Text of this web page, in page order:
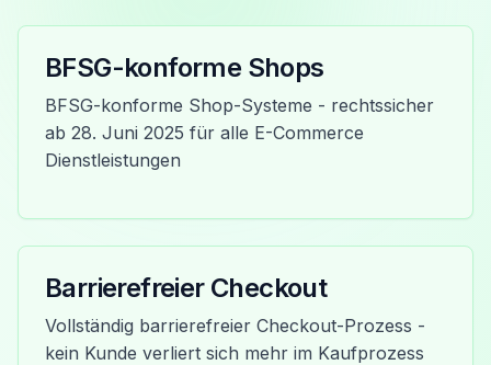
BFSG-konforme Shops
BFSG-konforme Shop-Systeme - rechtssicher
ab 28. Juni 2025 für alle E-Commerce
Dienstleistungen
Barrierefreier Checkout
Vollständig barrierefreier Checkout-Prozess -
kein Kunde verliert sich mehr im Kaufprozess